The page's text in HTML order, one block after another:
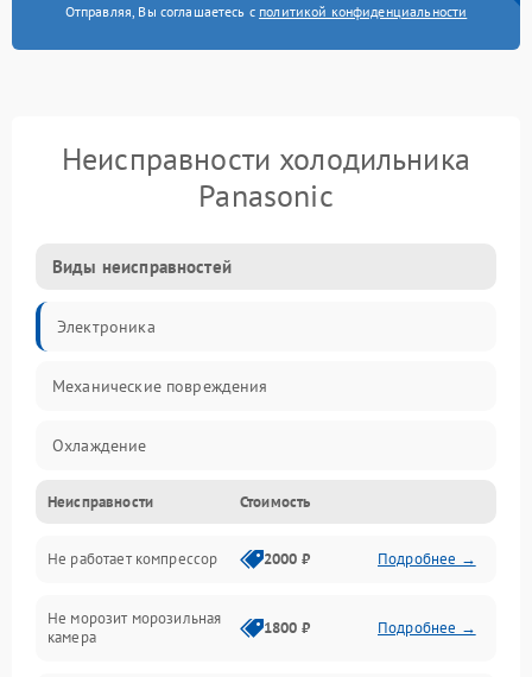
Отправляя, Вы соглашаетесь с политикой конфиденциальности
Неисправности холодильника
Panasonic
Виды неисправностей
Электроника
Механические повреждения
Охлаждение
Механика
Электропитание
Дренаж
Неисправности Стоимость
Не работает компрессор 2000 ₽ Подробнее →
Не морозит морозильная
камера
1800 ₽ Подробнее →